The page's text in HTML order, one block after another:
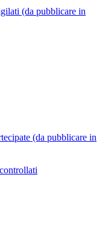
(da pubblicare in
(da pubblicare in